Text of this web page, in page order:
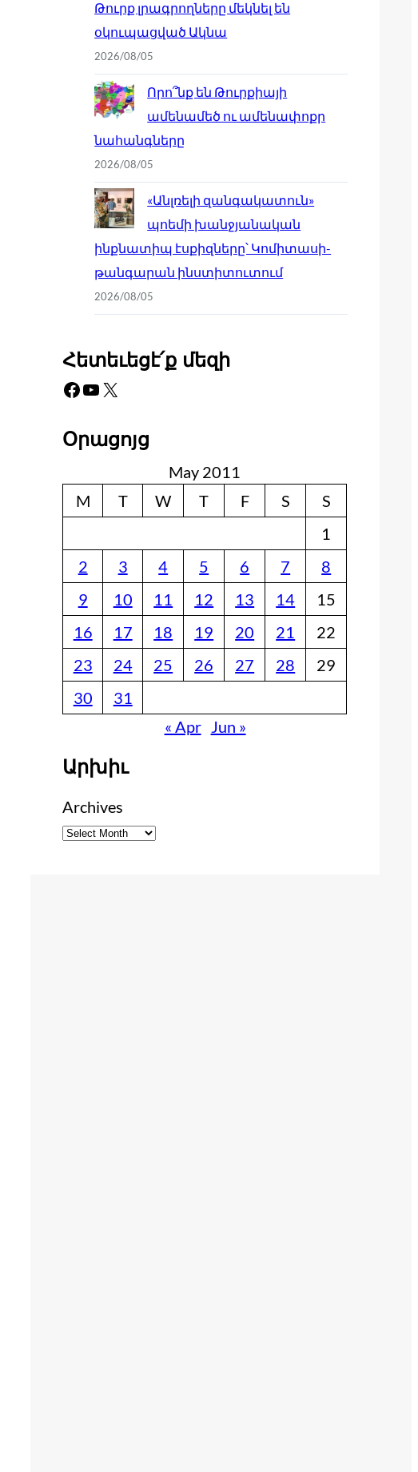
Թուրք լրագրողները մեկնել են
օկուպացված Ակնա
2026/08/05
Որո՞նք են Թուրքիայի
ամենամեծ ու ամենափոքր
նահանգները
2026/08/05
«Անլռելի զանգակատուն»
պոեմի խանջյանական
ինքնատիպ էսքիզները՝ Կոմիտասի-
թանգարան ինստիտուտում
2026/08/05
Հետեւեցէ՛ք մեզի
Facebook YouTube X
Օրացոյց
May 2011
M
T W T F S
S
1
2
3 4 5 6 7
8
9
10 11 12 13 14
15
16
17 18 19 20 21
22
23
24 25 26 27 28
29
30
31
« Apr
Jun »
Արխիւ
Archives